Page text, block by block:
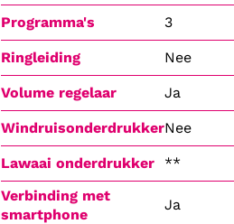
Programma's 3
Ringleiding Nee
Volume regelaar Ja
WindruisonderdrukkerNee
Lawaai onderdrukker
**
Verbinding met
smartphone
Ja